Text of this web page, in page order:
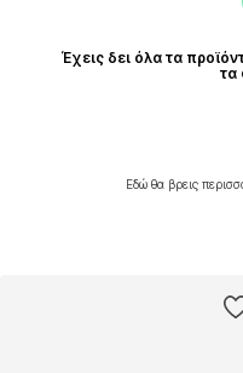
Έχεις δει όλα τα
τα
Εδώ θα βρεις